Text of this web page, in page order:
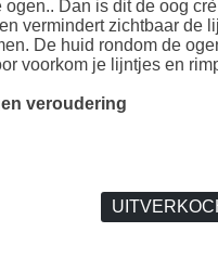
Dan is dit de oog
vermindert zichtbaar
De huid rondom de
voorkom je lijntjes en
veroudering